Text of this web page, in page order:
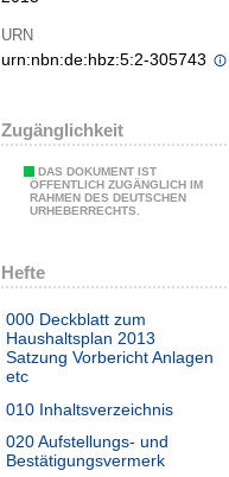
URN
urn:nbn:de:hbz:5:2-305743
Zugänglichkeit
DAS DOKUMENT IST
ÖFFENTLICH ZUGÄNGLICH IM
RAHMEN DES DEUTSCHEN
URHEBERRECHTS.
Hefte
000 Deckblatt zum
Haushaltsplan 2013
Satzung Vorbericht Anlagen
etc
010 Inhaltsverzeichnis
020 Aufstellungs- und
Bestätigungsvermerk